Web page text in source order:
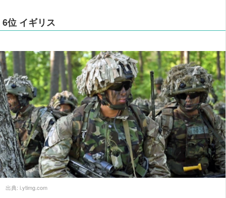
6位 イギリス
出典: i.ytimg.com